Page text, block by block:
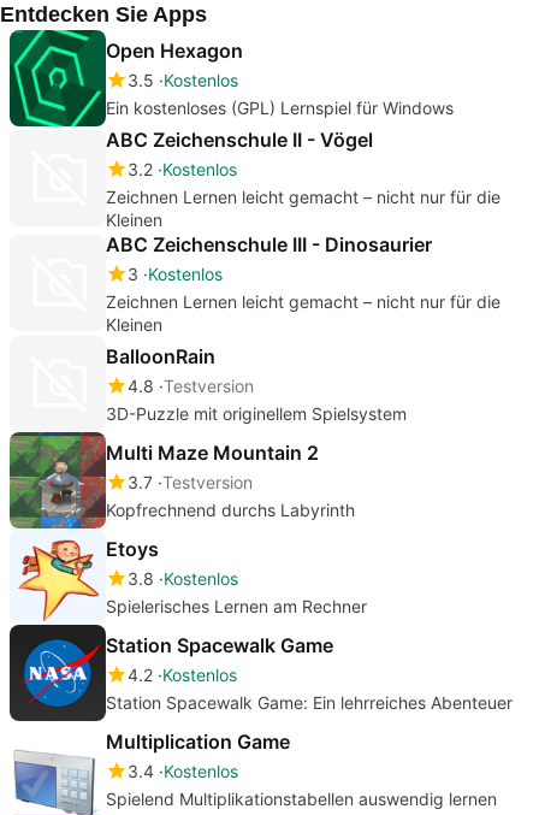
Entdecken Sie Apps
Open Hexagon
3.5 Kostenlos
Ein kostenloses (GPL) Lernspiel für Windows
ABC Zeichenschule II - Vögel
3.2 Kostenlos
Zeichnen Lernen leicht gemacht – nicht nur für die
Kleinen
ABC Zeichenschule III - Dinosaurier
3 Kostenlos
Zeichnen Lernen leicht gemacht – nicht nur für die
Kleinen
BalloonRain
4.8 Testversion
3D-Puzzle mit originellem Spielsystem
Multi Maze Mountain 2
3.7 Testversion
Kopfrechnend durchs Labyrinth
Etoys
3.8 Kostenlos
Spielerisches Lernen am Rechner
Station Spacewalk Game
4.2 Kostenlos
Station Spacewalk Game: Ein lehrreiches Abenteuer
Multiplication Game
3.4 Kostenlos
Spielend Multiplikationstabellen auswendig lernen